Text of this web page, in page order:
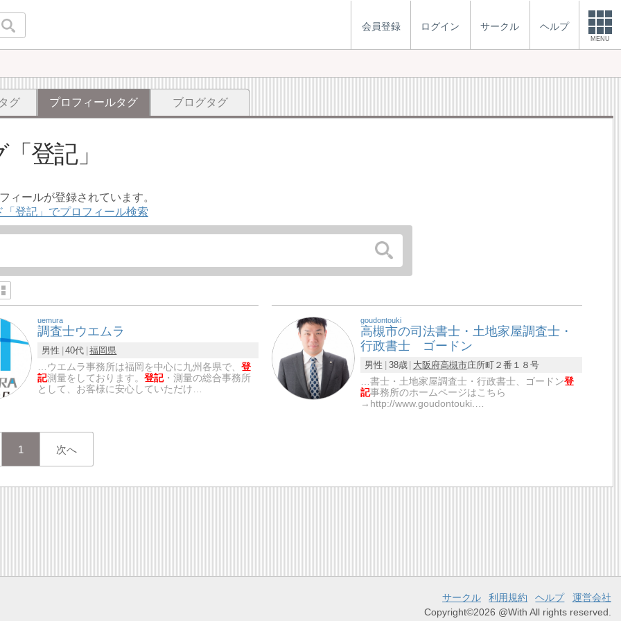
会員登録 ログイン サークル ヘルプ
MENU
グ プロフィールタグ ブログタグ
登記
ィールが登録されています。
「登記」でプロフィール検索
uemura
調査士ウエムラ
男性 40代 福岡県
…ウエムラ事務所は福岡を中心に九州各県で、 登
記測量をしております。 登記・測量の総合事務所
として、お客様に安心していただけ…
goudontouki
高槻市の司法書士・土地家屋調査士・
行政書士 ゴードン
男性 38歳 大阪府高槻市庄所町２番１８号
…書士・土地家屋調査士・行政書士、ゴードン登
記事務所のホームページはこちら
→http://www.goudontouki.…
1 次へ
サークル 利用規約 ヘルプ
運営会社
Copyright©2026 @With All rights reserved.